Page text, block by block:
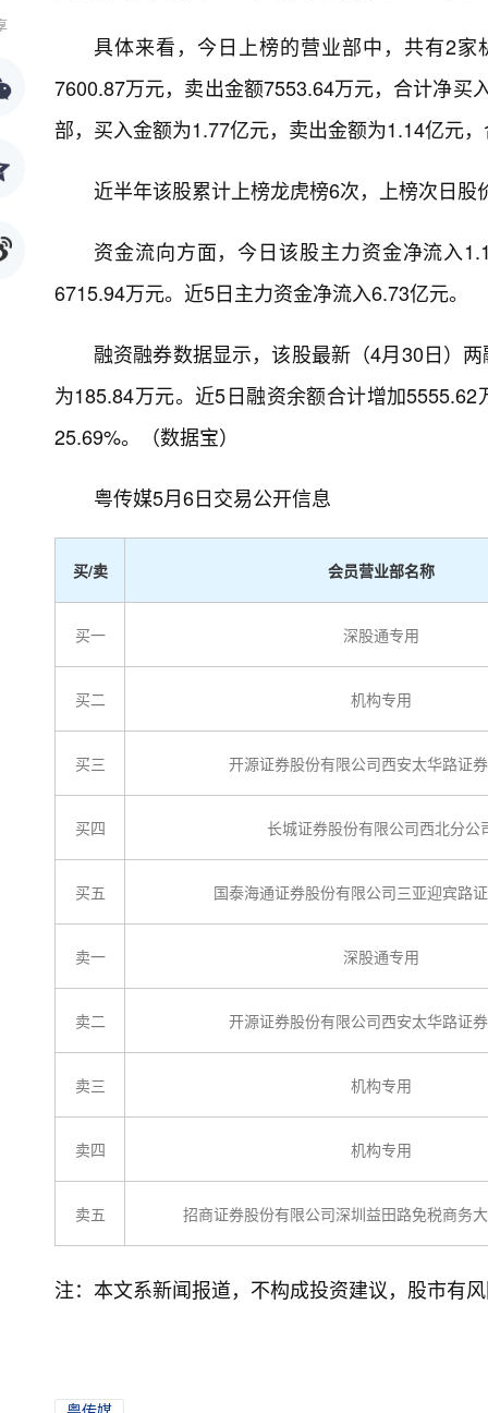
具体来看，今日上榜的营业部中，共有2
7600.87万元，卖出金额7553.64万元，合计净买
部，买入金额为1.77亿元，卖出金额为1.14亿元
近半年该股累计上榜龙虎榜6次，上榜次日
资金流向方面，今日该股主力资金净流入
6715.94万元。近5日主力资金净流入6.73亿元。
融资融券数据显示，该股最新（4月30日）
为185.84万元。近5日融资余额合计增加
25.69%。（数据宝）
粤传媒5月6日交易公开信息
买/卖 会员营业部名称
买一 深股通专用
买二 机构专用
买三 开源证券股份有限公司西安太华路证
买四 长城证券股份有限公司西北分公
买五 国泰海通证券股份有限公司三亚迎宾路
卖一 深股通专用
卖二 开源证券股份有限公司西安太华路证
卖三 机构专用
卖四 机构专用
卖五 招商证券股份有限公司深圳益田路免税商务
注：本文系新闻报道，不构成投资建议，股市有